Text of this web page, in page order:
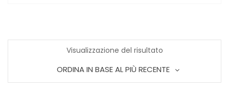
Visualizzazione del risultato
ORDINA IN BASE AL PIÙ RECENTE